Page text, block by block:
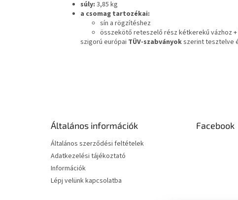
súly: 3,85 kg
a csomag tartozékai:
sín a rögzítéshez
összekötő reteszelő rész kétkerekű vázhoz +
szigorú európai TÜV-szabványokszerint tesztelve
Általános információk
Általános szerződési feltételek
Adatkezelési tájékoztató
Információk
Lépj velünk kapcsolatba
Facebook